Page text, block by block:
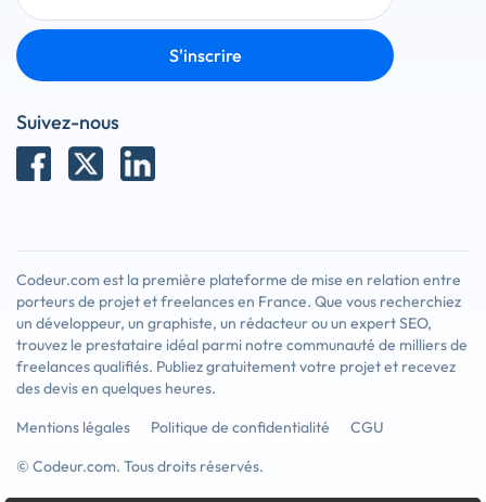
S'inscrire
Suivez-nous
Codeur.com est la première plateforme de mise en relation entre
porteurs de projet et freelances en France. Que vous recherchiez
un développeur, un graphiste, un rédacteur ou un expert SEO,
trouvez le prestataire idéal parmi notre communauté de milliers de
freelances qualifiés. Publiez gratuitement votre projet et recevez
des devis en quelques heures.
Mentions légales
Politique de confidentialité
CGU
© Codeur.com. Tous droits réservés.